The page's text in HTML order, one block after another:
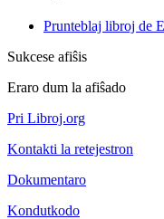
Prunteblaj libroj de
Sukcese afiŝis
Eraro dum la afiŝado
Pri Libroj.org
Kontakti la retejestron
Dokumentaro
Kondutkodo